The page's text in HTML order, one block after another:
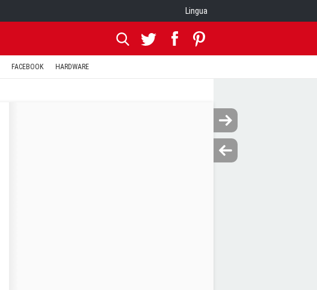
Lingua
FACEBOOK HARDWARE